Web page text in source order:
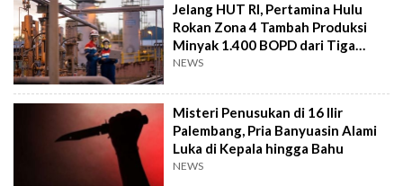
Jelang HUT RI, Pertamina Hulu
Rokan Zona 4 Tambah Produksi
Minyak 1.400 BOPD dari Tiga
Sumur Baru
NEWS
Misteri Penusukan di 16 Ilir
Palembang, Pria Banyuasin Alami
Luka di Kepala hingga Bahu
NEWS